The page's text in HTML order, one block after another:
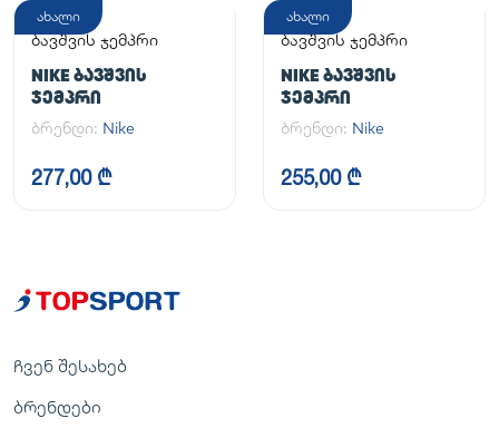
ახალი
ბავშვის ჯემპრი
NIKE ᲑᲐᲕᲨᲕᲘᲡ
ᲯᲔᲛᲞᲠᲘ
ბრენდი: Nike
277,00 ₾
ახალი
ბავშვის ჯემპრი
NIKE ᲑᲐᲕᲨᲕᲘᲡ
ᲯᲔᲛᲞᲠᲘ
ბრენდი: Nike
255,00 ₾
ჩვენ შესახებ
ბრენდები